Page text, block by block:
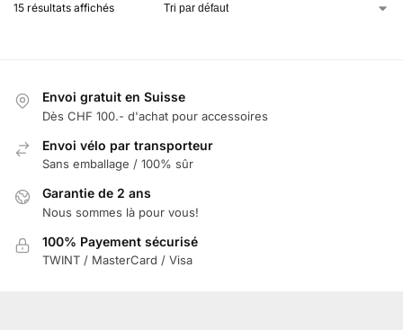
15 résultats affichés
Envoi gratuit en Suisse
Dès CHF 100.- d'achat pour accessoires
Envoi vélo par transporteur
Sans emballage / 100% sûr
Garantie de 2 ans
Nous sommes là pour vous!
100% Payement sécurisé
TWINT / MasterCard / Visa